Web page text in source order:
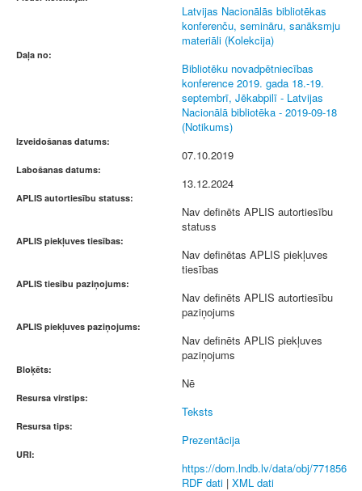
Latvijas Nacionālās bibliotēkas
konferenču, semināru, sanāksmju
materiāli (Kolekcija)
Daļa no:
Bibliotēku novadpētniecības
konference 2019. gada 18.-19.
septembrī, Jēkabpilī - Latvijas
Nacionālā bibliotēka - 2019-09-18
(Notikums)
Izveidošanas datums:
07.10.2019
Labošanas datums:
13.12.2024
APLIS autortiesību statuss:
Nav definēts APLIS autortiesību
statuss
APLIS piekļuves tiesības:
Nav definētas APLIS piekļuves
tiesības
APLIS tiesību paziņojums:
Nav definēts APLIS autortiesību
paziņojums
APLIS piekļuves paziņojums:
Nav definēts APLIS piekļuves
paziņojums
Bloķēts:
Nē
Resursa virstips:
Teksts
Resursa tips:
Prezentācija
URI:
https://dom.lndb.lv/data/obj/771856
RDF dati | XML dati